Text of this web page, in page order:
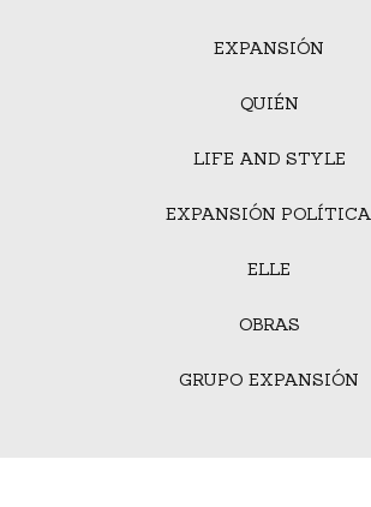
EXPANSIÓN
QUIÉN
LIFE AND STYLE
EXPANSIÓN POLÍTICA
ELLE
OBRAS
GRUPO EXPANSIÓN